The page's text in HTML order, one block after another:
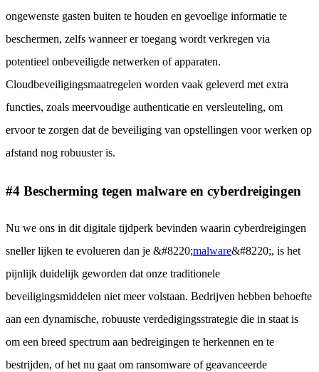
ongewenste gasten buiten te houden en gevoelige informatie te
beschermen, zelfs wanneer er toegang wordt verkregen via
potentieel onbeveiligde netwerken of apparaten.
Cloudbeveiligingsmaatregelen worden vaak geleverd met extra
functies, zoals meervoudige authenticatie en versleuteling, om
ervoor te zorgen dat de beveiliging van opstellingen voor werken op
afstand nog robuuster is.
#4 Bescherming tegen malware en cyberdreigingen
Nu we ons in dit digitale tijdperk bevinden waarin cyberdreigingen
sneller lijken te evolueren dan je &#8220;malware&#8220;, is het
pijnlijk duidelijk geworden dat onze traditionele
beveiligingsmiddelen niet meer volstaan. Bedrijven hebben behoefte
aan een dynamische, robuuste verdedigingsstrategie die in staat is
om een breed spectrum aan bedreigingen te herkennen en te
bestrijden, of het nu gaat om ransomware of geavanceerde